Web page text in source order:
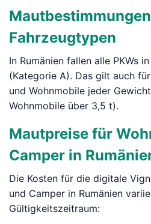
Fahrzeugtypen
In Rumänien fallen alle PKWs
(Kategorie A). Das gilt auch
und Wohnmobile jeder
Wohnmobile über 3,5 t).
Mautpreise für
Camper in
Die Kosten für die digitale
und Camper in Rumänien
Gültigkeitszeitraum: